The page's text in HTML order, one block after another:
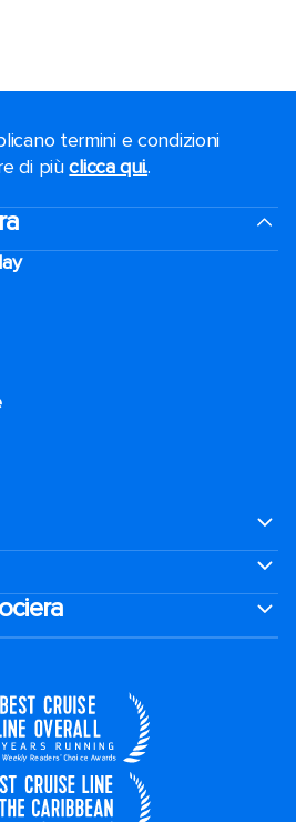
termini e condizioni
di piùclicca qui..